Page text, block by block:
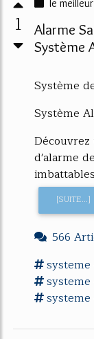
1
le
Alarme
Système
Système
Système
d'alarme
[SUITE...]
566